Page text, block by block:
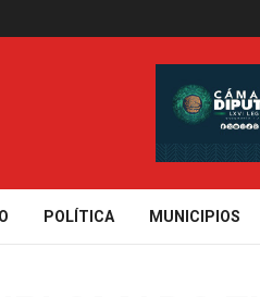
POLÍTICA MUNICIPIOS